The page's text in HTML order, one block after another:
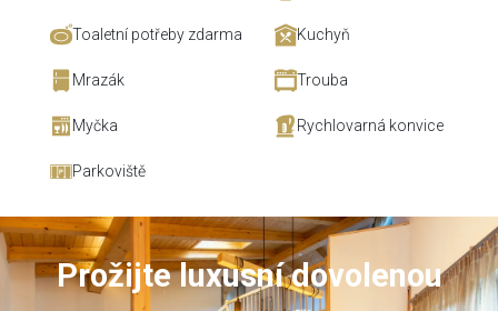
Toaletní potřeby zdarma Kuchyň
Mrazák Trouba
Myčka Rychlovarná konvice
Parkoviště
Prožijte luxusní dovolenou